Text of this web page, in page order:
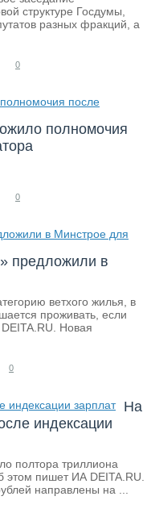
структуре Госдумы,
разных фракций, а
0
полномочия
0
предложили в
ветхого жилья, в
проживать, если
Новая
0
На
индексации
полтора триллиона
этом пишет ИА DEITA.RU.
направлены на ...